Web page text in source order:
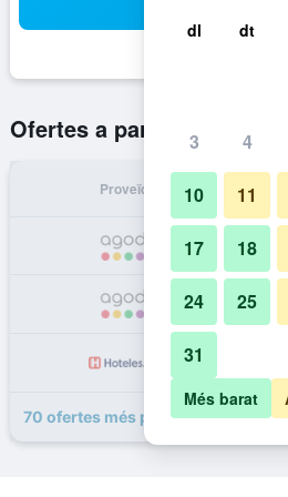
Ofertes a partir de El
Proveïdor
70 ofertes més per a Orea Hotel
dl dt
3 4
10 11
17 18
24 25
31
Més barat